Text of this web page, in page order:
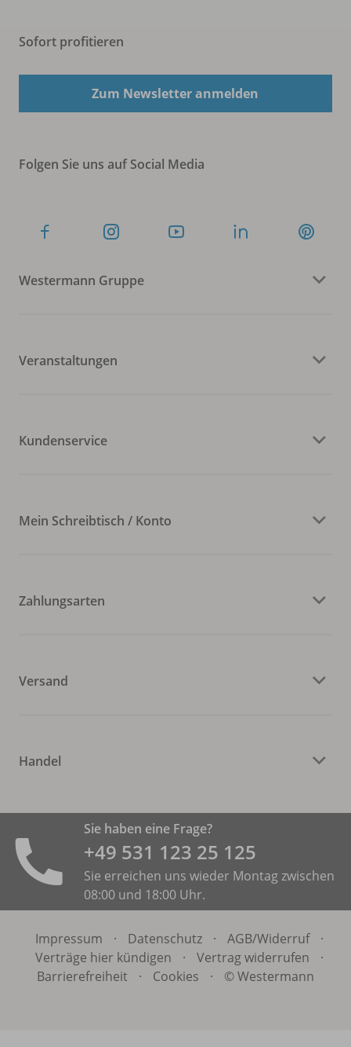
Sofort profitieren
Zum Newsletter anmelden
Folgen Sie uns auf Social Media
Westermann Gruppe
Veranstaltungen
Kundenservice
Mein Schreibtisch / Konto
Zahlungsarten
Versand
Handel
Sie haben eine Frage?
+49 531 ­123 25 125
Sie erreichen uns wieder Montag zwischen
08:00 und 18:00 Uhr.
Impressum · Datenschutz · AGB/Widerruf
·
Verträge hier kündigen
· Vertrag widerrufen
·
Barrierefreiheit
· Cookies · © Westermann